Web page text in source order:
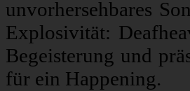
unvorhersehbares
Explosivität:
Begeisterung und
für ein Happening.